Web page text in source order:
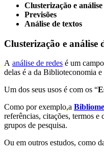
Clusterização e análise
Previsões
Análise de textos
Clusterização e análise
A análise de redes é um
delas é a da Biblioteconomia
Um dos seus usos é com os “
Como por exemplo,a
referências, citações, termos
grupos de pesquisa.
Ou em outros estudos, como